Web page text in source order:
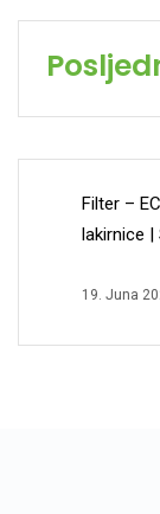
Filter –
lakirnice |
19. Juna